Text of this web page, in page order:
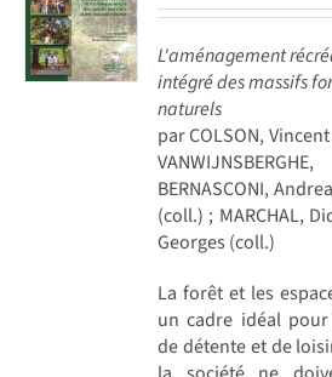
L'aménagement
intégré des massifs
naturels
par COLSON,
BERNASCONI,
(coll.) ; MARCHAL,
Georges (coll.)
La forêt et les
un cadre idéal
de détente et de